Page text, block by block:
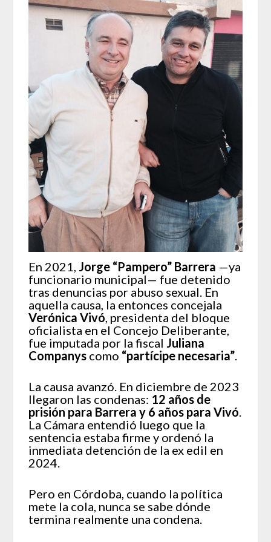
En 2021, Jorge “Pampero” Barrera —ya
funcionario municipal— fue detenido
tras denuncias por abuso sexual. En
aquella causa, la entonces concejala
Verónica Vivó, presidenta del bloque
oficialista en el Concejo Deliberante,
fue imputada por la fiscal Juliana
Companys como “partícipe necesaria”.
La causa avanzó. En diciembre de 2023
llegaron las condenas: 12 años de
prisión para Barrera y 6 años para Vivó.
La Cámara entendió luego que la
sentencia estaba firme y ordenó la
inmediata detención de la ex edil en
2024.
Pero en Córdoba, cuando la política
mete la cola, nunca se sabe dónde
termina realmente una condena.